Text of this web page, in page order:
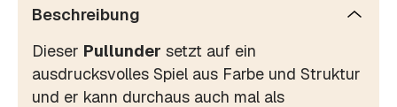
Beschreibung
Dieser Pullunder setzt auf ein
ausdrucksvolles Spiel aus Farbe und Struktur
und er kann durchaus auch mal als